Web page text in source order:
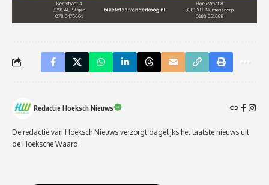
Redactie Hoeksch Nieuws
De redactie van Hoeksch Nieuws verzorgt dagelijks het laatste nieuws uit
de Hoeksche Waard.